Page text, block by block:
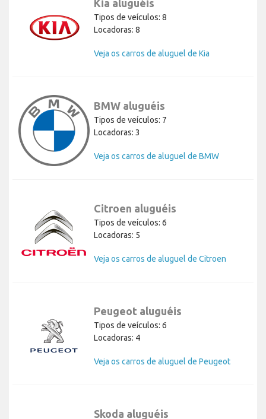
Kia aluguéis
Tipos de veículos: 8
Locadoras: 8
Veja os carros de aluguel de Kia
BMW aluguéis
Tipos de veículos: 7
Locadoras: 3
Veja os carros de aluguel de BMW
Citroen aluguéis
Tipos de veículos: 6
Locadoras: 5
Veja os carros de aluguel de Citroen
Peugeot aluguéis
Tipos de veículos: 6
Locadoras: 4
Veja os carros de aluguel de Peugeot
Skoda aluguéis